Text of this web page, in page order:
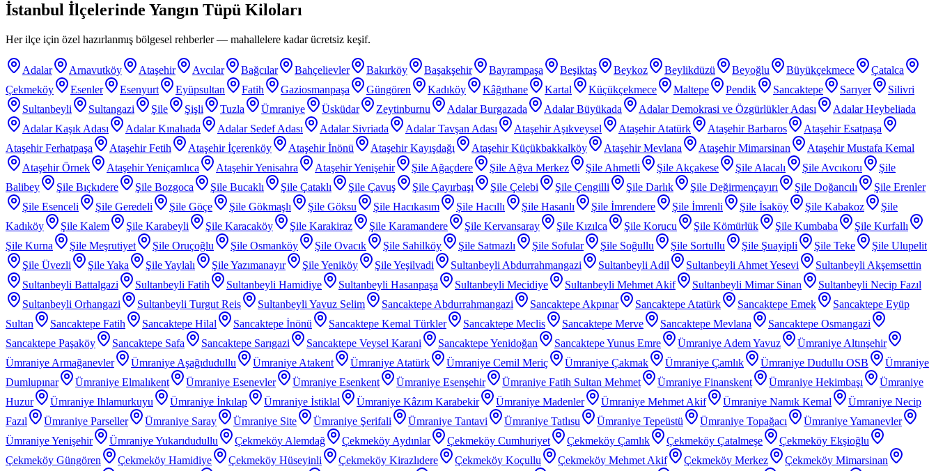
İstanbul İlçelerinde Yangın Tüpü Kiloları
Her ilçe için özel hazırlanmış bölgesel rehberler — mahallelere kadar ücretsiz keşif.
Adalar Arnavutköy Ataşehir Avcılar Bağcılar Bahçelievler Bakırköy Başakşehir Bayrampaşa Beşiktaş Beykoz Beylikdüzü Beyoğlu Büyükçekmece
Çatalca
Çekmeköy
Esenler Esenyurt Eyüpsultan Fatih Gaziosmanpaşa Güngören Kadıköy Kâğıthane Kartal Küçükçekmece Maltepe Pendik Sancaktepe Sarıyer
Silivri
Sultanbeyli
Sultangazi Şile Şişli Tuzla Ümraniye Üsküdar Zeytinburnu Adalar Burgazada Adalar Büyükada Adalar Demokrasi ve Özgürlükler Adası
Adalar Heybeliada
Adalar Kaşık Adası
Adalar Kınalıada Adalar Sedef Adası Adalar Sivriada Adalar Tavşan Adası Ataşehir Aşıkveysel Ataşehir Atatürk Ataşehir Barbaros
Ataşehir Esatpaşa
Ataşehir Ferhatpaşa
Ataşehir Fetih Ataşehir İçerenköy Ataşehir İnönü Ataşehir Kayışdağı Ataşehir Küçükbakkalköy Ataşehir Mevlana Ataşehir Mimarsinan
Ataşehir Mustafa Kemal
Ataşehir Örnek
Ataşehir Yeniçamlıca Ataşehir Yenisahra Ataşehir Yenişehir Şile Ağaçdere Şile Ağva Merkez Şile Ahmetli Şile Akçakese Şile Alacalı Şile Avcıkoru
Şile
Balibey
Şile Bıçkıdere Şile Bozgoca Şile Bucaklı Şile Çataklı Şile Çavuş Şile Çayırbaşı Şile Çelebi Şile Çengilli Şile Darlık Şile Değirmençayırı Şile Doğancılı
Şile Erenler
Şile Esenceli
Şile Geredeli Şile Göçe Şile Gökmaşlı Şile Göksu Şile Hacıkasım Şile Hacıllı Şile Hasanlı Şile İmrendere Şile İmrenli Şile İsaköy Şile Kabakoz
Şile
Kadıköy
Şile Kalem Şile Karabeyli Şile Karacaköy Şile Karakiraz Şile Karamandere Şile Kervansaray Şile Kızılca Şile Korucu Şile Kömürlük Şile Kumbaba
Şile Kurfallı
Şile Kurna
Şile Meşrutiyet Şile Oruçoğlu Şile Osmanköy Şile Ovacık Şile Sahilköy Şile Satmazlı Şile Sofular Şile Soğullu Şile Sortullu Şile Şuayipli Şile Teke
Şile Ulupelit
Şile Üvezli
Şile Yaka Şile Yaylalı Şile Yazımanayır Şile Yeniköy Şile Yeşilvadi Sultanbeyli Abdurrahmangazi Sultanbeyli Adil Sultanbeyli Ahmet Yesevi
Sultanbeyli Akşemsettin
Sultanbeyli Battalgazi
Sultanbeyli Fatih Sultanbeyli Hamidiye Sultanbeyli Hasanpaşa Sultanbeyli Mecidiye Sultanbeyli Mehmet Akif Sultanbeyli Mimar Sinan
Sultanbeyli Necip Fazıl
Sultanbeyli Orhangazi
Sultanbeyli Turgut Reis Sultanbeyli Yavuz Selim Sancaktepe Abdurrahmangazi Sancaktepe Akpınar Sancaktepe Atatürk Sancaktepe Emek
Sancaktepe Eyüp
Sultan
Sancaktepe Fatih Sancaktepe Hilal Sancaktepe İnönü Sancaktepe Kemal Türkler Sancaktepe Meclis Sancaktepe Merve Sancaktepe Mevlana
Sancaktepe Osmangazi
Sancaktepe Paşaköy
Sancaktepe Safa Sancaktepe Sarıgazi Sancaktepe Veysel Karani Sancaktepe Yenidoğan Sancaktepe Yunus Emre Ümraniye Adem Yavuz
Ümraniye Altınşehir
Ümraniye Armağanevler
Ümraniye Aşağıdudullu Ümraniye Atakent Ümraniye Atatürk Ümraniye Cemil Meriç Ümraniye Çakmak Ümraniye Çamlık Ümraniye Dudullu OSB
Ümraniye
Dumlupınar
Ümraniye Elmalıkent Ümraniye Esenevler Ümraniye Esenkent Ümraniye Esenşehir Ümraniye Fatih Sultan Mehmet Ümraniye Finanskent Ümraniye Hekimbaşı
Ümraniye
Huzur
Ümraniye Ihlamurkuyu Ümraniye İnkılap Ümraniye İstiklal Ümraniye Kâzım Karabekir Ümraniye Madenler Ümraniye Mehmet Akif Ümraniye Namık Kemal
Ümraniye Necip
Fazıl
Ümraniye Parseller Ümraniye Saray Ümraniye Site Ümraniye Şerifali Ümraniye Tantavi Ümraniye Tatlısu Ümraniye Tepeüstü Ümraniye Topağacı
Ümraniye Yamanevler
Ümraniye Yenişehir
Ümraniye Yukarıdudullu Çekmeköy Alemdağ Çekmeköy Aydınlar Çekmeköy Cumhuriyet Çekmeköy Çamlık Çekmeköy Çatalmeşe
Çekmeköy Ekşioğlu
Çekmeköy Güngören
Çekmeköy Hamidiye Çekmeköy Hüseyinli Çekmeköy Kirazlıdere Çekmeköy Koçullu Çekmeköy Mehmet Akif Çekmeköy Merkez
Çekmeköy Mimarsinan